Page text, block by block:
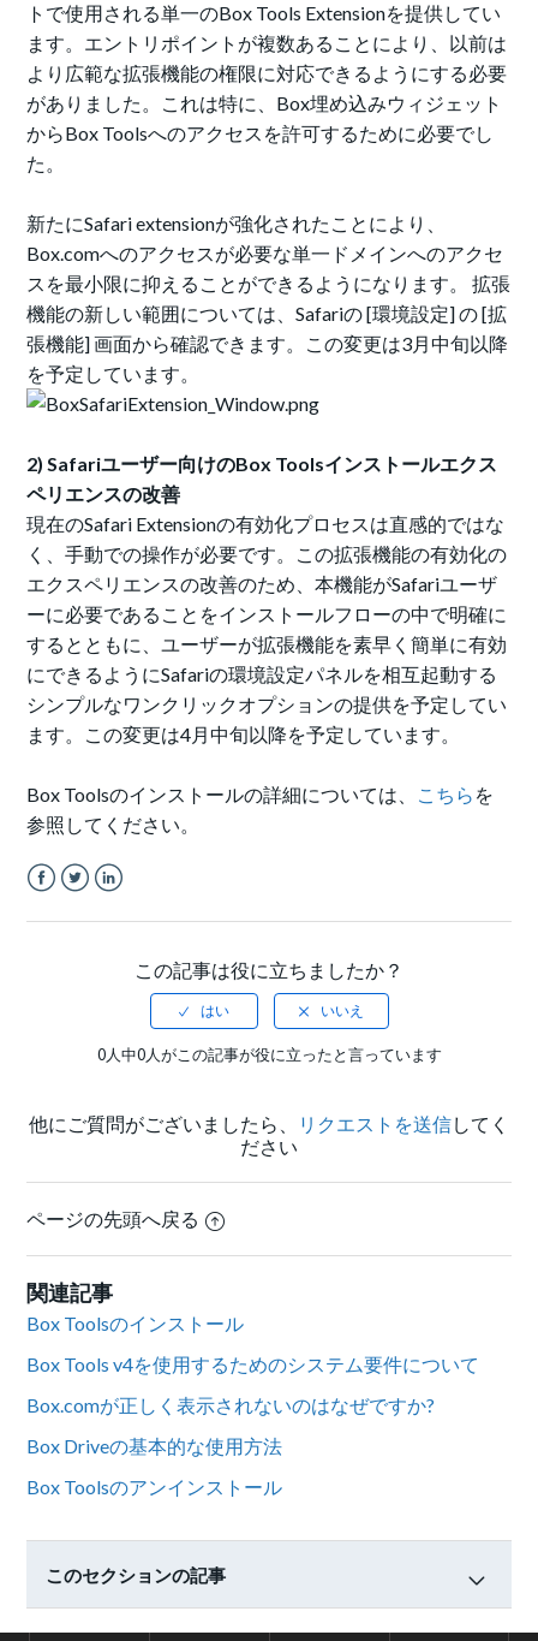
トで使用される単一のBox Tools Extensionを提供してい
ます。エントリポイントが複数あることにより、以前は
より広範な拡張機能の権限に対応できるようにする必要
がありました。これは特に、Box埋め込みウィジェット
からBox Toolsへのアクセスを許可するために必要でし
た。
新たにSafari extensionが強化されたことにより、
Box.comへのアクセスが必要な単一ドメインへのアクセ
スを最小限に抑えることができるようになります。 拡張
機能の新しい範囲については、Safariの [環境設定] の [拡
張機能] 画面から確認できます。この変更は3月中旬以降
を予定しています。
2) Safariユーザー向けのBox Toolsインストールエクス
ペリエンスの改善
現在のSafari Extensionの有効化プロセスは直感的ではな
く、手動での操作が必要です。この拡張機能の有効化の
エクスペリエンスの改善のため、本機能がSafariユーザ
ーに必要であることをインストールフローの中で明確に
するとともに、ユーザーが拡張機能を素早く簡単に有効
にできるようにSafariの環境設定パネルを相互起動する
シンプルなワンクリックオプションの提供を予定してい
ます。この変更は4月中旬以降を予定しています。
Box Toolsのインストールの詳細については、 こちら を
参照してください。
この記事は役に立ちましたか？
0人中0人がこの記事が役に立ったと言っています
他にご質問がございましたら、 リクエストを送信してく
ださい
ページの先頭へ戻る
関連記事
Box Toolsのインストール
Box Tools v4を使用するためのシステム要件について
Box.comが正しく表示されないのはなぜですか?
Box Driveの基本的な使用方法
Box Toolsのアンインストール
このセクションの記事